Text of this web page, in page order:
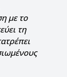
με το
τη